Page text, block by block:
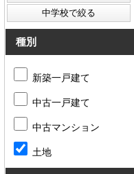
種別
新築一戸建て
中古一戸建て
中古マンション
土地